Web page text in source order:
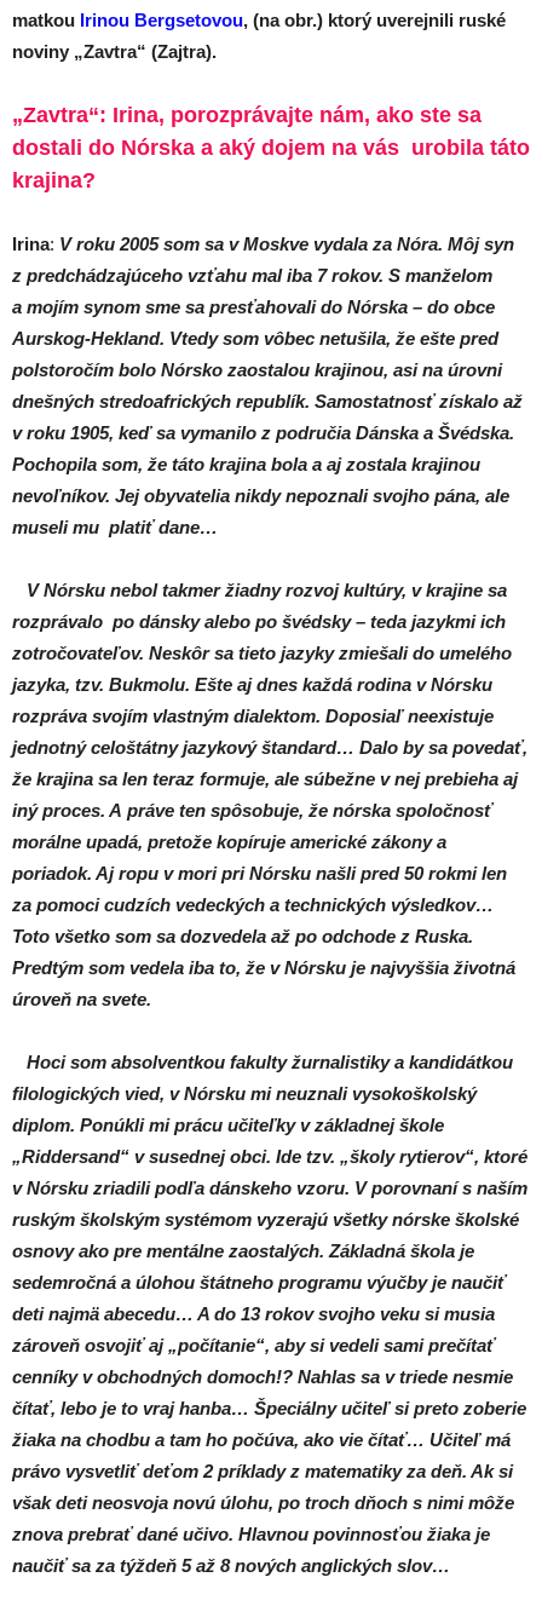
matkou Irinou Bergsetovou, (na obr.) ktorý uverejnili ruské
noviny „Zavtra“ (Zajtra).
„Zavtra“: Irina, porozprávajte nám, ako ste sa
dostali do Nórska a aký dojem na vás urobila táto
krajina?
Irina: V roku 2005 som sa v Moskve vydala za Nóra. Môj syn
z predchádzajúceho vzťahu mal iba 7 rokov. S manželom
a mojím synom sme sa presťahovali do Nórska – do obce
Aurskog-Hekland. Vtedy som vôbec netušila, že ešte pred
polstoročím bolo Nórsko zaostalou krajinou, asi na úrovni
dnešných stredoafrických republík. Samostatnosť získalo až
v roku 1905, keď sa vymanilo z područia Dánska a Švédska.
Pochopila som, že táto krajina bola a aj zostala krajinou
nevoľníkov. Jej obyvatelia nikdy nepoznali svojho pána, ale
museli mu platiť dane…
V Nórsku nebol takmer žiadny rozvoj kultúry, v krajine sa
rozprávalo po dánsky alebo po švédsky – teda jazykmi ich
zotročovateľov. Neskôr sa tieto jazyky zmiešali do umelého
jazyka, tzv. Bukmolu. Ešte aj dnes každá rodina v Nórsku
rozpráva svojím vlastným dialektom. Doposiaľ neexistuje
jednotný celoštátny jazykový štandard… Dalo by sa povedať,
že krajina sa len teraz formuje, ale súbežne v nej prebieha aj
iný proces. A práve ten spôsobuje, že nórska spoločnosť
morálne upadá, pretože kopíruje americké zákony a
poriadok. Aj ropu v mori pri Nórsku našli pred 50 rokmi len
za pomoci cudzích vedeckých a technických výsledkov…
Toto všetko som sa dozvedela až po odchode z Ruska.
Predtým som vedela iba to, že v Nórsku je najvyššia životná
úroveň na svete.
Hoci som absolventkou fakulty žurnalistiky a kandidátkou
filologických vied, v Nórsku mi neuznali vysokoškolský
diplom. Ponúkli mi prácu učiteľky v základnej škole
„Riddersand“ v susednej obci. Ide tzv. „školy rytierov“, ktoré
v Nórsku zriadili podľa dánskeho vzoru. V porovnaní s naším
ruským školským systémom vyzerajú všetky nórske školské
osnovy ako pre mentálne zaostalých. Základná škola je
sedemročná a úlohou štátneho programu výučby je naučiť
deti najmä abecedu… A do 13 rokov svojho veku si musia
zároveň osvojiť aj „počítanie“, aby si vedeli sami prečítať
cenníky v obchodných domoch!? Nahlas sa v triede nesmie
čítať, lebo je to vraj hanba… Špeciálny učiteľ si preto zoberie
žiaka na chodbu a tam ho počúva, ako vie čítať… Učiteľ má
právo vysvetliť deťom 2 príklady z matematiky za deň. Ak si
však deti neosvoja novú úlohu, po troch dňoch s nimi môže
znova prebrať dané učivo. Hlavnou povinnosťou žiaka je
naučiť sa za týždeň 5 až 8 nových anglických slov…